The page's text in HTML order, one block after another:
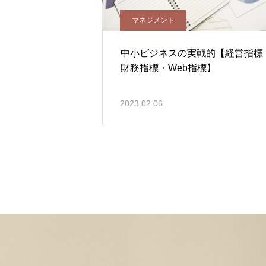
マネジメント
中小ビジネスの実戦的【経営指標
財務指標・Web指標】
2023.02.06